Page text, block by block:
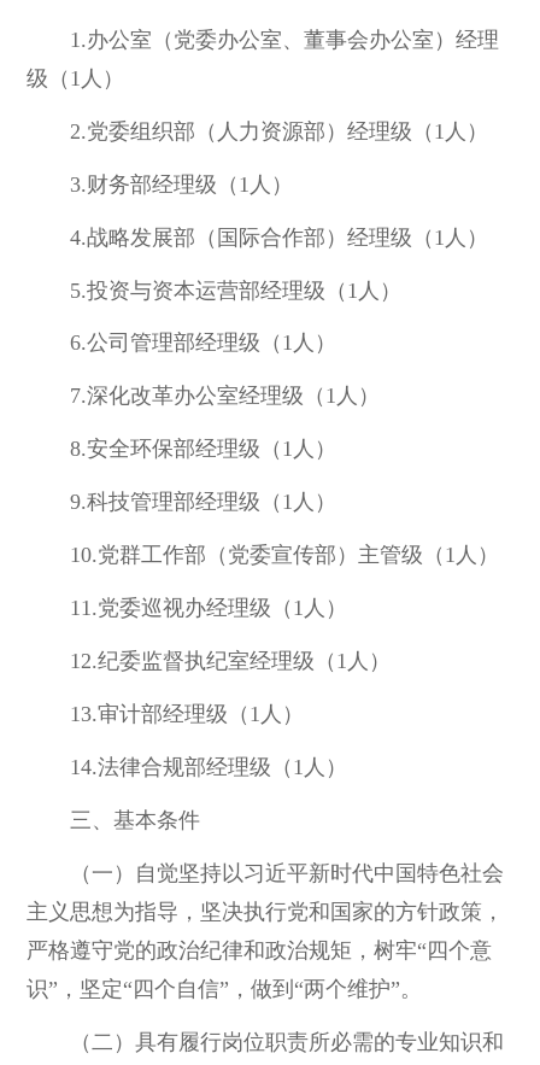
1.办公室（党委办公室、董事会办公室）经理
级（1人）
2.党委组织部（人力资源部）经理级（1人）
3.财务部经理级（1人）
4.战略发展部（国际合作部）经理级（1人）
5.投资与资本运营部经理级（1人）
6.公司管理部经理级（1人）
7.深化改革办公室经理级（1人）
8.安全环保部经理级（1人）
9.科技管理部经理级（1人）
10.党群工作部（党委宣传部）主管级（1人）
11.党委巡视办经理级（1人）
12.纪委监督执纪室经理级（1人）
13.审计部经理级（1人）
14.法律合规部经理级（1人）
三、基本条件
（一）自觉坚持以习近平新时代中国特色社会
主义思想为指导，坚决执行党和国家的方针政策，
严格遵守党的政治纪律和政治规矩，树牢“四个意
识”，坚定“四个自信”，做到“两个维护”。
（二）具有履行岗位职责所必需的专业知识和